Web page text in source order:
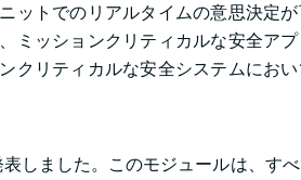
トでのリアルタイムの意思決定が
ミッションクリティカルな安全ア
クリティカルな安全システムにお
しました。このモジュールは、す